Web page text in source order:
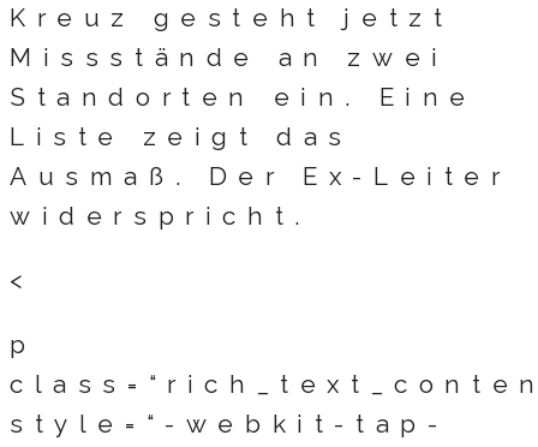
Kreuz gesteht jetzt
Missstände an zwei
Standorten ein. Eine
Liste zeigt das
Ausmaß. Der Ex-Leiter
widerspricht.
<
p
style=“-webkit-tap-